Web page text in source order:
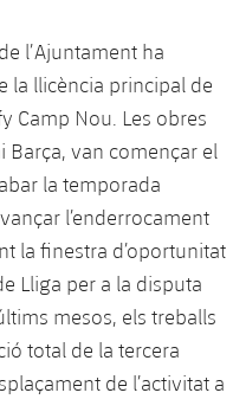
l’Ajuntament ha
la llicència principal de
Camp Nou. Les obres
Barça, van començar el
la temporada
l’enderrocament
la finestra d’oportunitat
Lliga per a la disputa
mesos, els treballs
total de la tercera
de l’activitat a